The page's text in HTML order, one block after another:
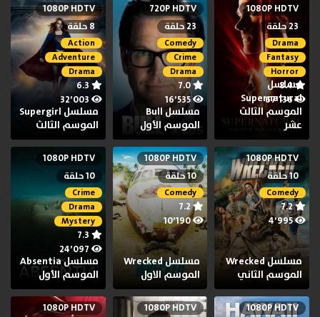
1080P HDTV
23 حلقة
Drama
Fantasy
Horror
8.4
67٬136
مسلسل
Supernatural
الموسم الثالث
عشر
720P HDTV
23 حلقة
Comedy
Crime
Drama
7.0
16٬535
مسلسل Bull
الموسم الأول
1080P HDTV
8 حلقة
Action
Adventure
Drama
مسلسل Supergirl
الموسم الثالث
1080P HDTV
10 حلقة
Comedy
7.2
4٬995
مسلسل Wrecked
الموسم الثاني
1080P HDTV
10 حلقة
Comedy
7.2
10٬190
مسلسل Wrecked
الموسم الاول
1080P HDTV
10 حلقة
Crime
Drama
Mystery
مسلسل Absentia
الموسم الأول
1080P HDTV
1080P HDTV
1080P HDTV